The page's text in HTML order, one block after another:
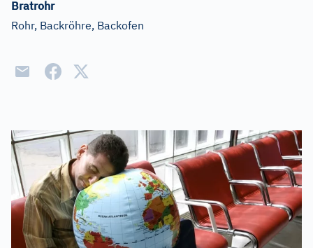
Bratrohr
Rohr, Backröhre, Backofen